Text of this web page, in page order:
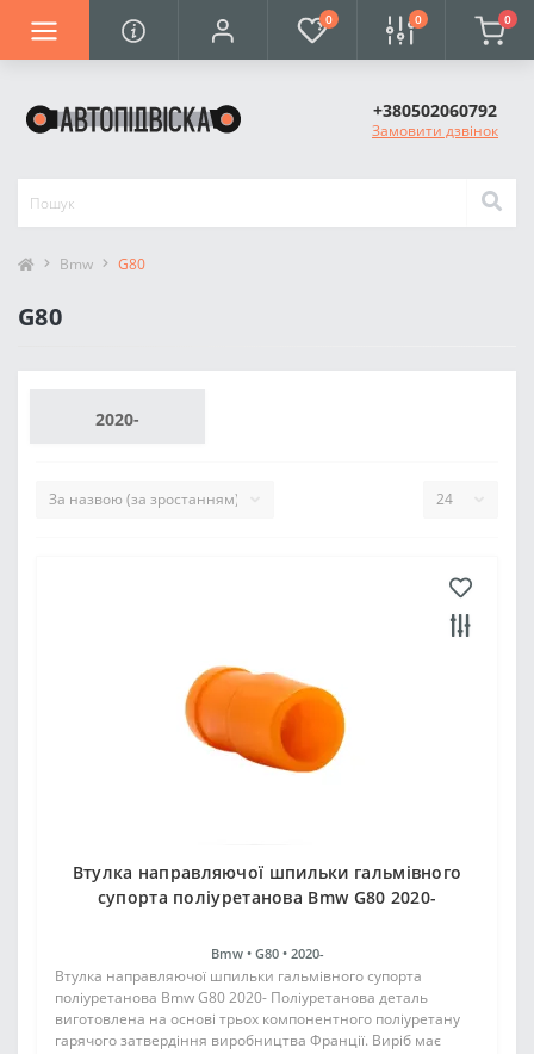
0 0 0
+380502060792
Замовити дзвінок
Bmw G80
G80
2020-
Втулка направляючої шпильки гальмівного
супорта поліуретанова Bmw G80 2020-
Bmw • G80 • 2020-
Втулка направляючої шпильки гальмівного супорта
поліуретанова Bmw G80 2020- Поліуретанова деталь
виготовлена на основі трьох компонентного поліуретану
гарячого затвердіння виробництва Франції. Виріб має